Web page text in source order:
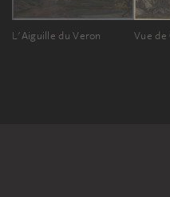
L'Aiguille du Veron